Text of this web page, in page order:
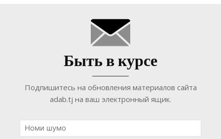
Быть в курсе
Подпишитесь на обновления материалов сайта
adab.tj на ваш электронный ящик.